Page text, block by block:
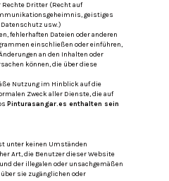
Rechte Dritter (Recht auf
geistiges
usw.)
fehlerhaften Dateien oder anderen
einschließen oder einführen,
an den Inhalten oder
können, die über diese
Nutzung im Hinblick auf die
Zweck aller Dienste, die auf
Pinturasangar.es enthalten sein
unter keinen Umständen
Art, die Benutzer dieser Website
der illegalen oder unsachgemäßen
sie zugänglichen oder